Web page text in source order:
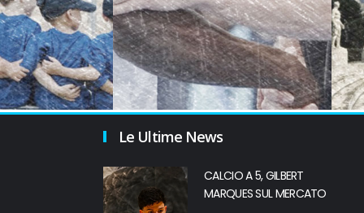
Le Ultime News
CALCIO A 5, GILBERT
MARQUES SUL MERCATO